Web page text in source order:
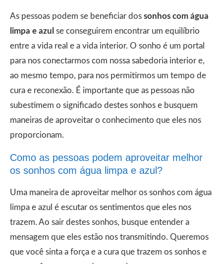
As pessoas podem se beneficiar dos sonhos com água
limpa e azul se conseguirem encontrar um equilíbrio
entre a vida real e a vida interior. O sonho é um portal
para nos conectarmos com nossa sabedoria interior e,
ao mesmo tempo, para nos permitirmos um tempo de
cura e reconexão. É importante que as pessoas não
subestimem o significado destes sonhos e busquem
maneiras de aproveitar o conhecimento que eles nos
proporcionam.
Como as pessoas podem aproveitar melhor
os sonhos com água limpa e azul?
Uma maneira de aproveitar melhor os sonhos com água
limpa e azul é escutar os sentimentos que eles nos
trazem. Ao sair destes sonhos, busque entender a
mensagem que eles estão nos transmitindo. Queremos
que você sinta a força e a cura que trazem os sonhos e